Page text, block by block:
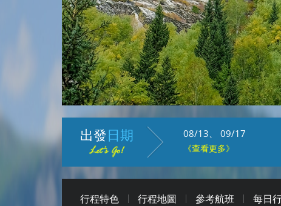
出發日期 08/13、 09/17
《查看更多》
行程特色 行程地圖 參考航班 每日